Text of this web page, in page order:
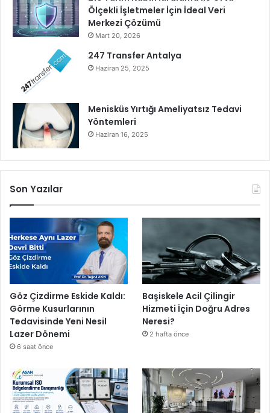
Ölçekli İşletmeler İçin İdeal Veri
Merkezi Çözümü
Mart 20, 2026
247 Transfer Antalya
Haziran 25, 2025
Menisküs Yırtığı Ameliyatsız Tedavi
Yöntemleri
Haziran 16, 2025
Son Yazılar
Göz Çizdirme Eskide Kaldı:
Görme Kusurlarının
Tedavisinde Yeni Nesil
Lazer Dönemi
6 saat önce
Başiskele Acil Çilingir
Hizmeti İçin Doğru Adres
Neresi?
2 hafta önce